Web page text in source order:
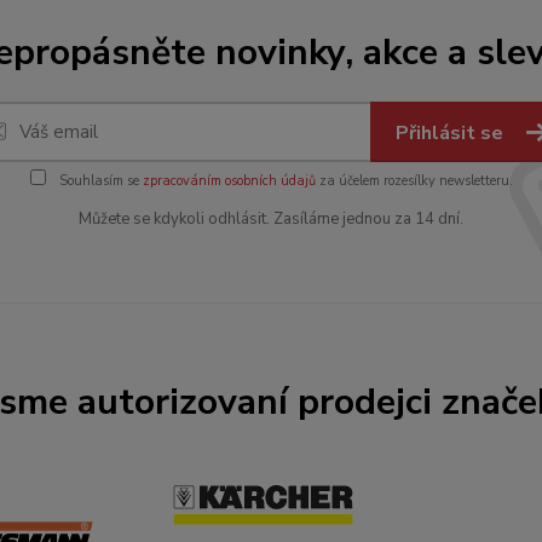
novinky, akce a
Přihlásit se
Souhlasím se zpracováním osobních údajůza účelem rozesílky newsletteru.
Můžete se kdykoli odhlásit. Zasíláme jednou za 14 dní.
autorizovaní prodejci